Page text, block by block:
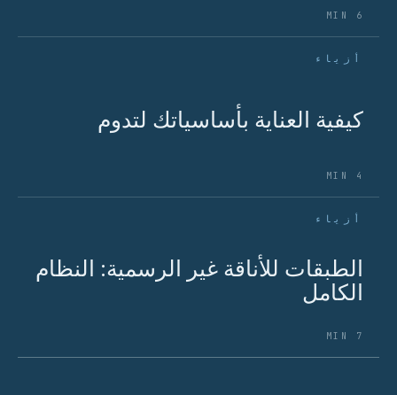
6 MIN
أزياء
كيفية العناية بأساسياتك لتدوم
4 MIN
أزياء
الطبقات للأناقة غير الرسمية: النظام
الكامل
7 MIN